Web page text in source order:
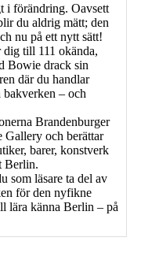
i förändring. Oavsett
du aldrig mätt; den
nu på ett nytt sätt!
dig till 111 okända,
Bowie drack sin
där du handlar
bakverken – och
Brandenburger
Gallery och berättar
barer, konstverk
Berlin.
som läsare ta del av
för den nyfikne
lära känna Berlin – på